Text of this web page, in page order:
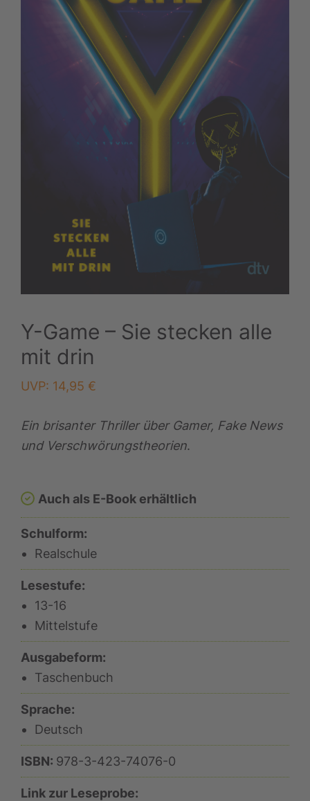
Y-Game – Sie stecken alle
mit drin
UVP: 14,95 €
Ein brisanter Thriller über Gamer, Fake News
und Verschwörungstheorien.
Auch als E-Book erhältlich
Schulform:
Realschule
Lesestufe:
13-16
Mittelstufe
Ausgabeform:
Taschenbuch
Sprache:
Deutsch
ISBN: 978-3-423-74076-0
Link zur Leseprobe: